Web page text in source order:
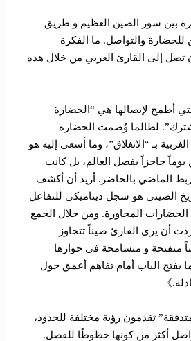
بين سور الصين العظيم و طريق
للحضارة والتواصل. ما الفكرة
تصل إلى القارئ العربي من خلال هذه
أطمح لإيصالها هي “الحضارة
لطالما وُصمت الحضارة
بـ “الانغلاق”، وما أسعى إليه هو
يوماً حاجزاً يفصل العالم، بل كانت
الماضي بالحاضر. أريد أن أكشف
الصيني هو سجل ديناميكي للتفاعل
الحضارات المجاورة. ومن خلال الجمع
أن يرى القارئ صيناً تتجاوز
منفتحة و متسامحة في حوارها
يفتح الباب أمام تفاهم أعمق حول
》
تقدمون رؤية مختلفة للحدود،
أكثر من كونها خطوطًا للفصل.